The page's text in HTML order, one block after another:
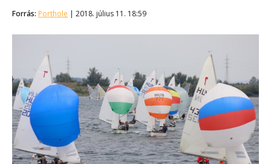
Forrás: Porthole | 2018. július 11. 18:59